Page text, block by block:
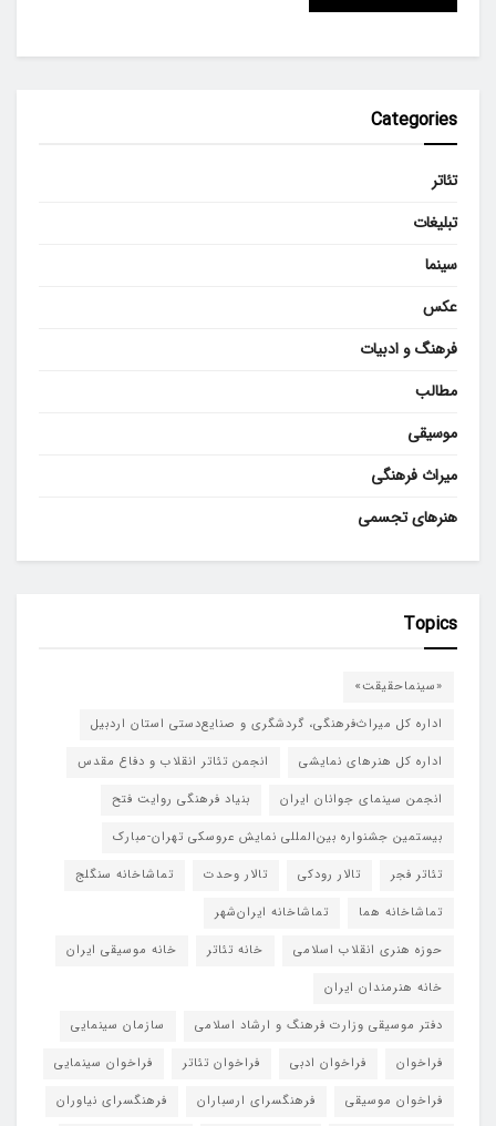
Categories
تئاتر
تبلیغات
سینما
عکس
فرهنگ و ادبیات
مطالب
موسیقی
میراث فرهنگی
هنرهای تجسمی
Topics
«سینماحقیقت»
اداره کل میراث‌فرهنگی، گردشگری و صنایع‌دستی استان اردبیل
اداره کل هنرهای نمایشی
انجمن تئاتر انقلاب و دفاع مقدس
انجمن سینمای جوانان ایران
بنیاد فرهنگی روایت فتح
بیستمین جشنواره بین‌المللی نمایش عروسکی تهران-مبارک
تئاتر فجر
تالار رودکی تالار وحدت
تماشاخانه سنگلج
تماشاخانه هما
تماشاخانه‌ ایران‌شهر
حوزه هنری انقلاب اسلامی
خانه تئاتر
خانه موسیقی ایران
خانه هنرمندان ایران
دفتر موسیقی وزارت فرهنگ و ارشاد اسلامی
سازمان سینمایی
فراخوان
فراخوان ادبی فراخوان تئاتر
فراخوان سینمایی
فراخوان موسیقی
فرهنگسرای ارسباران
فرهنگسرای نیاوران